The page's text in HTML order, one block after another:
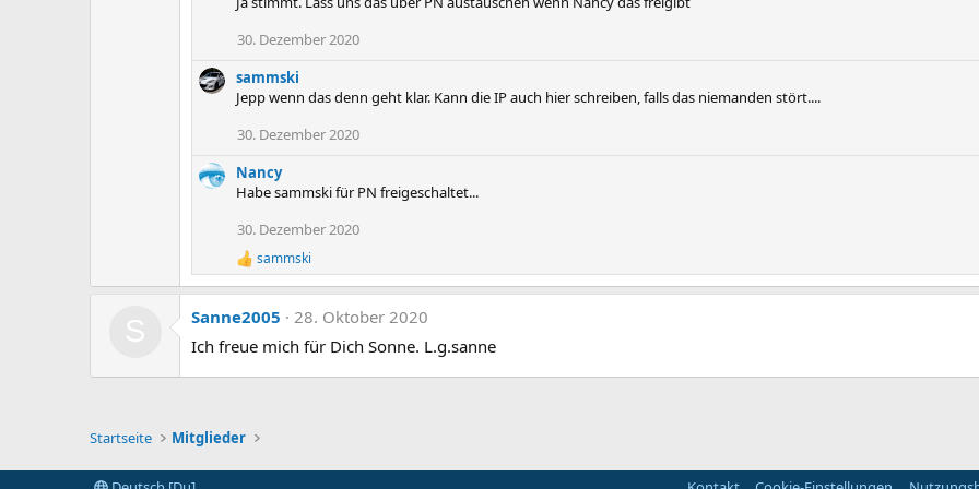
30. Dezember 2020
sammski
Jepp wenn das denn geht klar. Kann die IP auch hier schreiben, falls das niemanden stört....
30. Dezember 2020
Nancy
Habe sammski für PN freigeschaltet...
30. Dezember 2020
R
e
a
k
i
:
sammski
S Sanne2005
28. Oktober 2020
Ich freue mich für Dich Sonne. L.g.sanne
Startseite Mitglieder